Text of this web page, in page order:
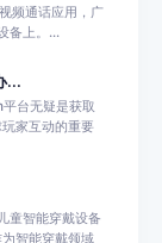
频通话应用，广
备上。...
...
台无疑是获取
家互动的重要
童智能穿戴设备
智能穿戴领域